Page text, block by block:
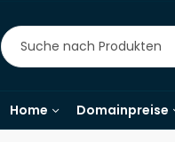
Home Domainpreise